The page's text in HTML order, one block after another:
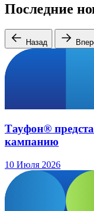
Последние
Назад
Тауфон®
кампанию
10 Июля 2026